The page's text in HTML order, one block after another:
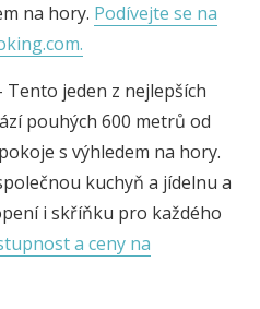
na hory. Podívejte se na
Tento jeden z nejlepších
pouhých 600 metrů od
s výhledem na hory.
kuchyň a jídelnu a
i skříňku pro každého
a ceny na